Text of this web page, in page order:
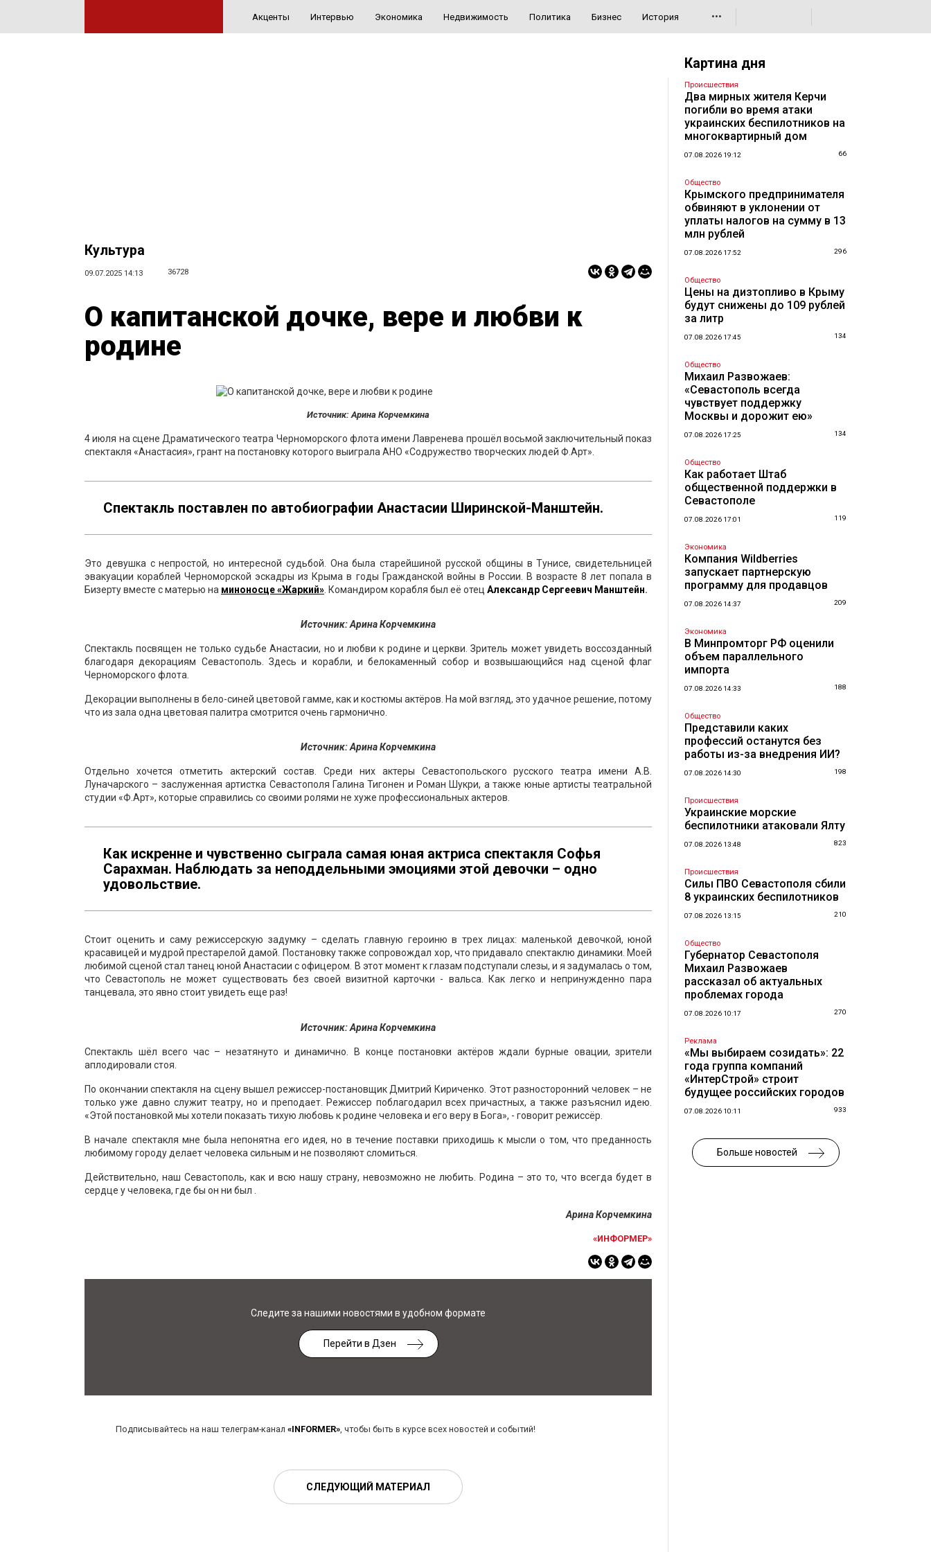
Акценты Интервью Экономика Недвижимость Политика Бизнес История •••
Культура
09.07.2025 14:13 36728
О капитанской дочке, вере и любви к
родине
Источник: Арина Корчемкина
4 июля на сцене Драматического театра Черноморского флота имени Лавренева прошёл восьмой заключительный показ
спектакля «Анастасия», грант на постановку которого выиграла АНО «Содружество творческих людей Ф.Арт».
Спектакль поставлен по автобиографии Анастасии Ширинской-Манштейн.
Это девушка с непростой, но интересной судьбой. Она была старейшиной русской общины в Тунисе, свидетельницей
эвакуации кораблей Черноморской эскадры из Крыма в годы Гражданской войны в России. В возрасте 8 лет попала в
Бизерту вместе с матерью на миноносце «Жаркий» . Командиром корабля был её отец Александр Сергеевич Манштейн.
Источник: Арина Корчемкина
Спектакль посвящен не только судьбе Анастасии, но и любви к родине и церкви. Зритель может увидеть воссозданный
благодаря декорациям Севастополь. Здесь и корабли, и белокаменный собор и возвышающийся над сценой флаг
Черноморского флота.
Декорации выполнены в бело-синей цветовой гамме, как и костюмы актёров. На мой взгляд, это удачное решение, потому
что из зала одна цветовая палитра смотрится очень гармонично.
Источник: Арина Корчемкина
Отдельно хочется отметить актерский состав. Среди них актеры Севастопольского русского театра имени А.В.
Луначарского – заслуженная артистка Севастополя Галина Тигонен и Роман Шукри, а также юные артисты театральной
студии «Ф.Арт», которые справились со своими ролями не хуже профессиональных актеров.
Как искренне и чувственно сыграла самая юная актриса спектакля Софья
Сарахман. Наблюдать за неподдельными эмоциями этой девочки – одно
удовольствие.
Стоит оценить и саму режиссерскую задумку – сделать главную героиню в трех лицах: маленькой девочкой, юной
красавицей и мудрой престарелой дамой. Постановку также сопровождал хор, что придавало спектаклю динамики. Моей
любимой сценой стал танец юной Анастасии с офицером. В этот момент к глазам подступали слезы, и я задумалась о том,
что Севастополь не может существовать без своей визитной карточки - вальса. Как легко и непринужденно пара
танцевала, это явно стоит увидеть еще раз!
Источник: Арина Корчемкина
Спектакль шёл всего час – незатянуто и динамично. В конце постановки актёров ждали бурные овации, зрители
аплодировали стоя.
По окончании спектакля на сцену вышел режиссер-постановщик Дмитрий Кириченко. Этот разносторонний человек – не
только уже давно служит театру, но и преподает. Режиссер поблагодарил всех причастных, а также разъяснил идею.
«Этой постановкой мы хотели показать тихую любовь к родине человека и его веру в Бога», - говорит режиссёр.
В начале спектакля мне была непонятна его идея, но в течение поставки приходишь к мысли о том, что преданность
любимому городу делает человека сильным и не позволяют сломиться.
Действительно, наш Севастополь, как и всю нашу страну, невозможно не любить. Родина – это то, что всегда будет в
сердце у человека, где бы он ни был .
Арина Корчемкина
«ИНФОРМЕР»
Следите за нашими новостями в удобном формате
Перейти в Дзен
Подписывайтесь на наш телеграм-канал «INFORMER», чтобы быть в курсе всех новостей и событий!
СЛЕДУЮЩИЙ МАТЕРИАЛ
Картина дня
Происшествия
Два мирных жителя Керчи
погибли во время атаки
украинских беспилотников на
многоквартирный дом
07.08.2026 19:12 66
Общество
Крымского предпринимателя
обвиняют в уклонении от
уплаты налогов на сумму в 13
млн рублей
07.08.2026 17:52 296
Общество
Цены на дизтопливо в Крыму
будут снижены до 109 рублей
за литр
07.08.2026 17:45 134
Общество
Михаил Развожаев:
«Севастополь всегда
чувствует поддержку
Москвы и дорожит ею»
07.08.2026 17:25 134
Общество
Как работает Штаб
общественной поддержки в
Севастополе
07.08.2026 17:01 119
Экономика
Компания Wildberries
запускает партнерскую
программу для продавцов
07.08.2026 14:37 209
Экономика
В Минпромторг РФ оценили
объем параллельного
импорта
07.08.2026 14:33 188
Общество
Представили каких
профессий останутся без
работы из-за внедрения ИИ?
07.08.2026 14:30 198
Происшествия
Украинские морские
беспилотники атаковали Ялту
07.08.2026 13:48 823
Происшествия
Силы ПВО Севастополя сбили
8 украинских беспилотников
07.08.2026 13:15 210
Общество
Губернатор Севастополя
Михаил Развожаев
рассказал об актуальных
проблемах города
07.08.2026 10:17 270
Реклама
«Мы выбираем созидать»: 22
года группа компаний
«ИнтерСтрой» строит
будущее российских городов
07.08.2026 10:11 933
Больше новостей